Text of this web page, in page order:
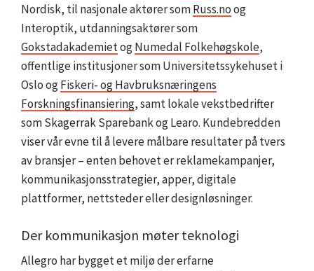
Nordisk, til nasjonale aktører somRuss.noog
Interoptik, utdanningsaktører som
GokstadakademietogNumedal Folkehøgskole,
offentlige institusjoner som Universitetssykehuset i
Oslo ogFiskeri- og Havbruksnæringens
Forskningsfinansiering, samt lokale vekstbedrifter
som Skagerrak Sparebank og Learo. Kundebredden
viser vår evne til å levere målbare resultater på tvers
av bransjer – enten behovet er reklamekampanjer,
kommunikasjonsstrategier, apper, digitale
plattformer, nettsteder eller designløsninger.
Der kommunikasjon møter teknologi
Allegro har bygget et miljø der erfarne